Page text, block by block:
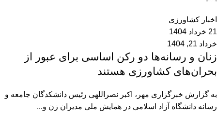
اخبار کشاورزی
21 خرداد 1404
خرداد 21, 1404
زنان و رسانه‌ها دو رکن اساسی برای عبور از
بحران‌های کشاورزی هستند
به گزارش خبرگزاری مهر، اکبر نصراللهی رئیس دانشکدگان جامعه و
رسانه دانشگاه آزاد اسلامی در همایش ملی مدیران زن و...